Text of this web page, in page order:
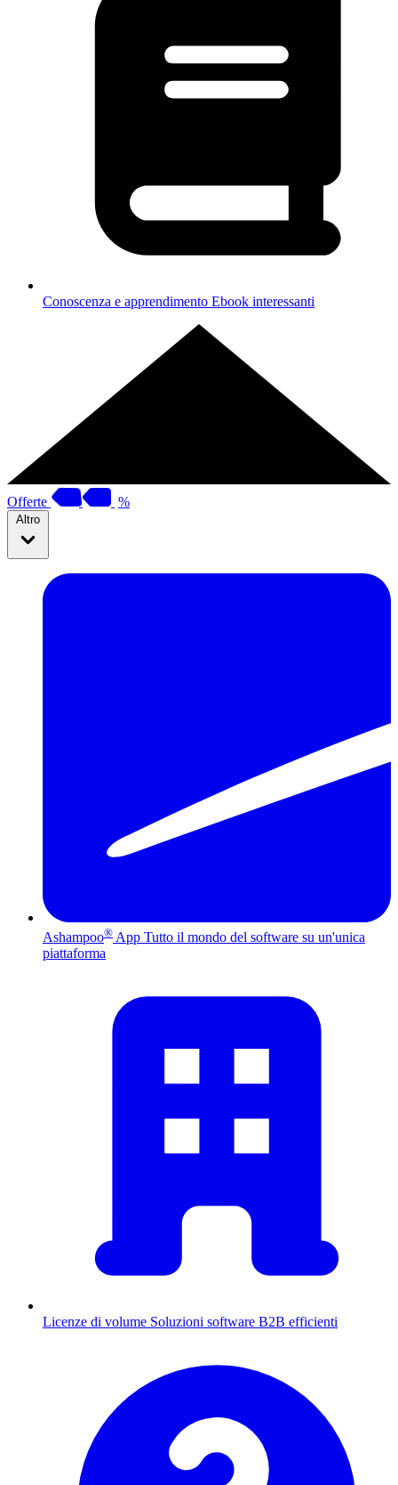
Conoscenza e apprendimento Ebook interessanti
Offerte %
Altro
Ashampoo® App Tutto il mondo del software su un'unica
piattaforma
Licenze di volume Soluzioni software B2B efficienti